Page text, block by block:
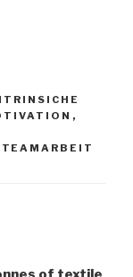
,
TEAMARBEIT